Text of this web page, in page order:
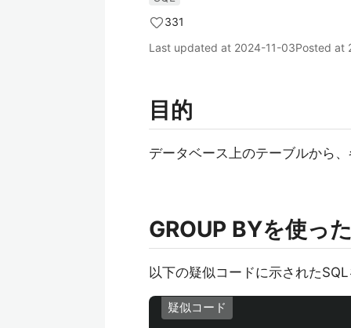
331
Last updated at 2024-11-03Posted at
目的
データベース上のテーブルから
GROUP BYを使っ
以下の疑似コードに示されたSQL
疑似コード